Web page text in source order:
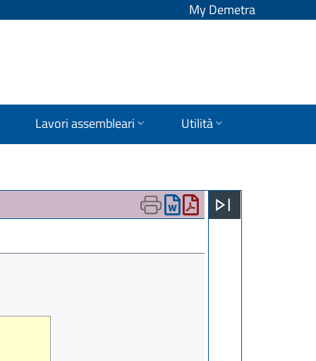
My Demetra
Lavori assembleari Utilità